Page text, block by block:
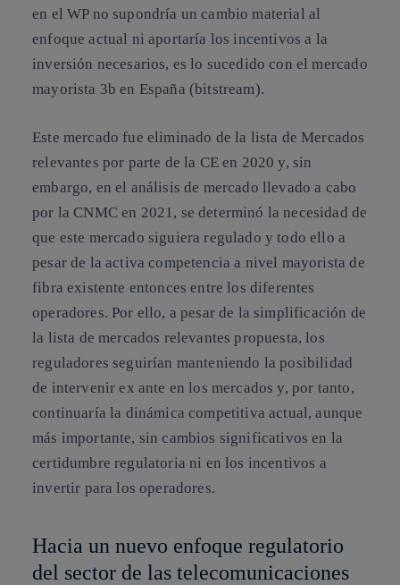
en el WP no supondría un cambio material al
enfoque actual ni aportaría los incentivos a la
inversión necesarios, es lo sucedido con el mercado
mayorista 3b en España (bitstream).
Este mercado fue eliminado de la lista de Mercados
relevantes por parte de la CE en 2020 y, sin
embargo, en el análisis de mercado llevado a cabo
por la CNMC en 2021, se determinó la necesidad de
que este mercado siguiera regulado y todo ello a
pesar de la activa competencia a nivel mayorista de
fibra existente entonces entre los diferentes
operadores. Por ello, a pesar de la simplificación de
la lista de mercados relevantes propuesta, los
reguladores seguirían manteniendo la posibilidad
de intervenir ex ante en los mercados y, por tanto,
continuaría la dinámica competitiva actual, aunque
más importante, sin cambios significativos en la
certidumbre regulatoria ni en los incentivos a
invertir para los operadores.
Hacia un nuevo enfoque regulatorio
del sector de las telecomunicaciones